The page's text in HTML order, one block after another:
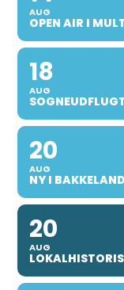
AUG
OPEN AIR I
18
AUG
20
AUG
NY I
20
AUG